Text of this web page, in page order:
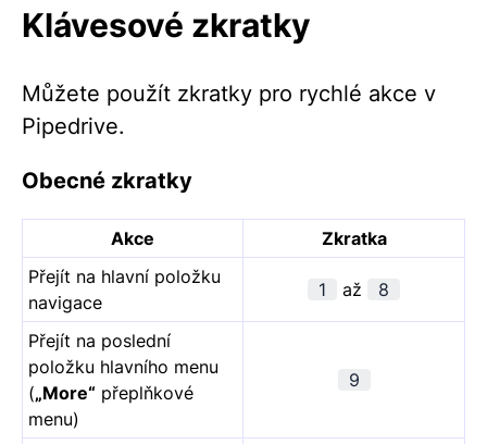
Klávesové zkratky
Můžete použít zkratky pro rychlé akce v
Pipedrive.
Obecné zkratky
Akce
Zkratka
Přejít na hlavní položku
navigace
1 až 8
Přejít na poslední
položku hlavního menu
(„More“ přeplňkové
menu)
9